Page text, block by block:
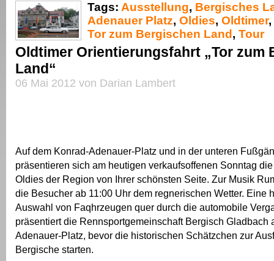
Tags: Ausstellung, Bergisches
Adenauer Platz, Oldies, Oldtimer,
Tor zum Bergischen Land , Tour
Oldtimer Orientierungsfahrt „Tor zum
Land“
06 Mai 2012 von Darian Lambert
Auf dem Konrad-Adenauer-Platz und in der unteren
präsentieren sich am heutigen verkaufsoffenen Sonntag
Oldies der Region von Ihrer schönsten Seite. Zur Musik
die Besucher ab 11:00 Uhr dem regnerischen Wetter. Eine
Auswahl von Faqhrzeugen quer durch die automobile
präsentiert die Rennsportgemeinschaft Bergisch Gladbach
Adenauer-Platz, bevor die historischen Schätzchen zur
Bergische starten.